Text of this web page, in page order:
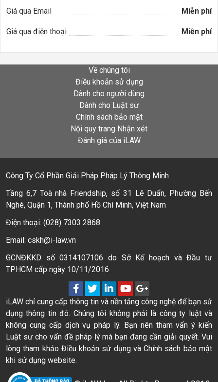
Giá qua Email Miễn phí
Giá qua điện thoại Miễn phí
Về chúng tôi
Điều khoản sử dụng
Dành cho người dùng
Dành cho Luật sư
Chính sách bảo mật
Nội quy trang Nhận xét
Đánh giá của iLAW
Công Ty Cổ Phần Giải Pháp Pháp Lý Thông Minh
Tầng 6,7 Toà nhà Friendship, số 31 Lê Duẩn, Phường Bến
Nghé, Quận 1, Thành phố Hồ Chí Minh, Việt Nam
Điện thoại: (028) 7303 2868
Email: cskh@i-law.vn
GCNĐKKD số 0314107106 do Sở Kế hoạch và Đầu tư
TPHCM cấp ngày 10/11/2016
iLAW chỉ cung cấp thông tin và nền tảng công nghệ để bạn sử
dụng thông tin đó. Chúng tôi không phải là công ty luật và
không cung cấp dịch vụ pháp lý. Bạn nên tham vấn ý kiến
Luật sư cho vấn đề pháp lý mà bạn đang cần giải quyết. Vui
lòng tham khảo Điều khoản sử dụng và Chính sách bảo mật
khi sử dụng website.